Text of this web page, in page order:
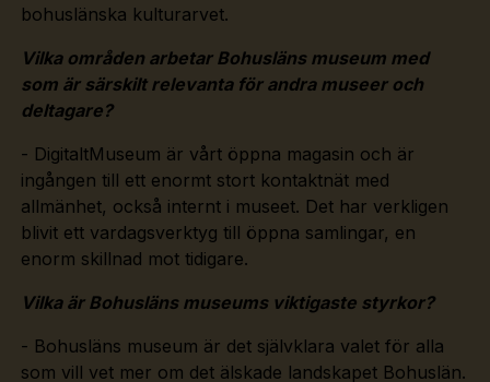
bohuslänska kulturarvet.
Vilka områden arbetar Bohusläns museum med
som är särskilt relevanta för andra museer och
deltagare?
- DigitaltMuseum är vårt öppna magasin och är
ingången till ett enormt stort kontaktnät med
allmänhet, också internt i museet. Det har verkligen
blivit ett vardagsverktyg till öppna samlingar, en
enorm skillnad mot tidigare.
Vilka är Bohusläns museums viktigaste styrkor?
- Bohusläns museum är det självklara valet för alla
som vill vet mer om det älskade landskapet Bohuslän.